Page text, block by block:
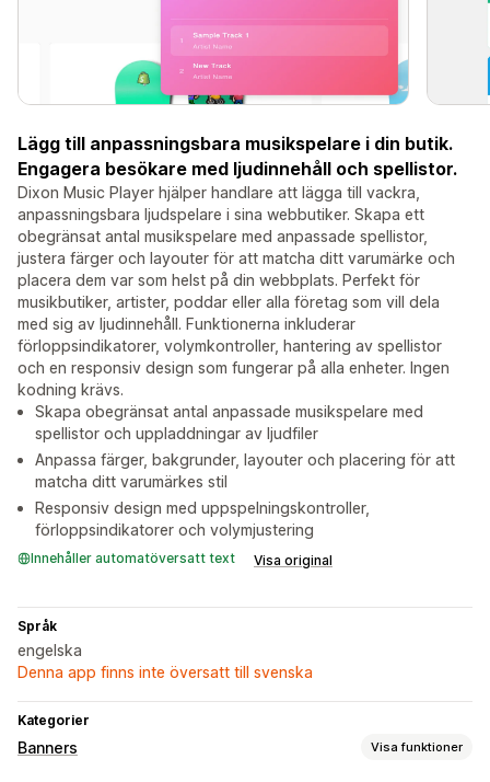
Lägg till anpassningsbara musikspelare i din butik.
Engagera besökare med ljudinnehåll och spellistor.
Dixon Music Player hjälper handlare att lägga till vackra,
anpassningsbara ljudspelare i sina webbutiker. Skapa ett
obegränsat antal musikspelare med anpassade spellistor,
justera färger och layouter för att matcha ditt varumärke och
placera dem var som helst på din webbplats. Perfekt för
musikbutiker, artister, poddar eller alla företag som vill dela
med sig av ljudinnehåll. Funktionerna inkluderar
förloppsindikatorer, volymkontroller, hantering av spellistor
och en responsiv design som fungerar på alla enheter. Ingen
kodning krävs.
Skapa obegränsat antal anpassade musikspelare med
spellistor och uppladdningar av ljudfiler
Anpassa färger, bakgrunder, layouter och placering för att
matcha ditt varumärkes stil
Responsiv design med uppspelningskontroller,
förloppsindikatorer och volymjustering
Innehåller automatöversatt text Visa original
Språk
engelska
Denna app finns inte översatt till svenska
Kategorier
Banners Visa funktioner